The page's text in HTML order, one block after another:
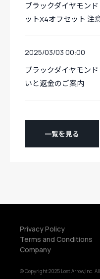
ブラックダイヤモン
ットX4オフセット 注
2025/03/03 00:00
ブラックダイヤモン
いと返金のご案内
一覧を見る
Privacy Policy
Terms and Conditions
Company
© Copyright 2025 Lost Arrow,Inc.